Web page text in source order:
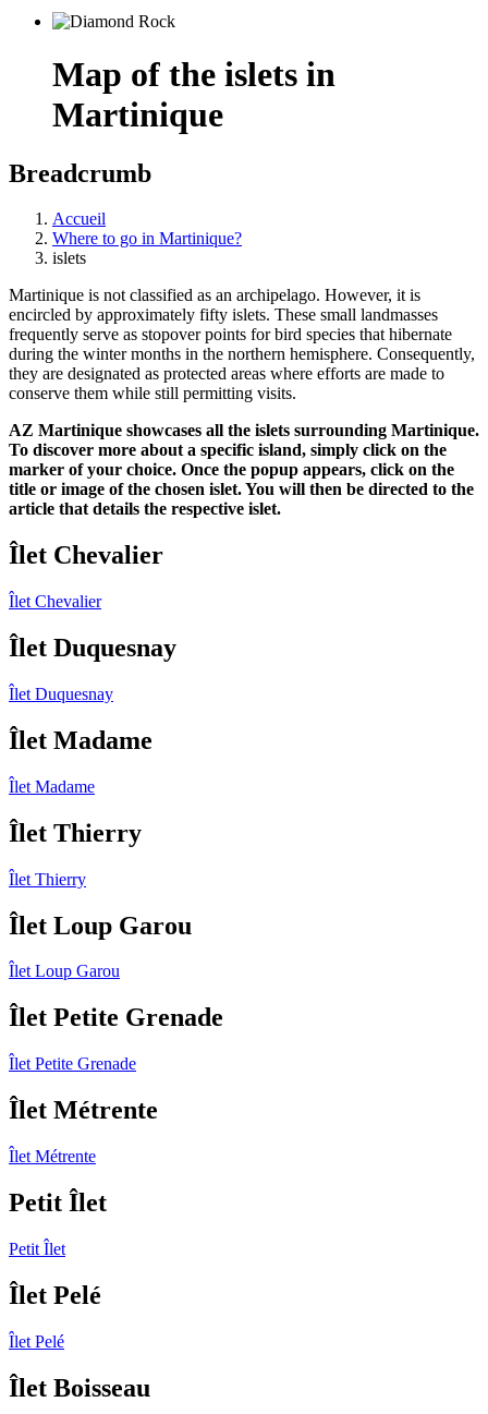
Map of the islets in
Martinique
Breadcrumb
Accueil
Where to go in Martinique?
islets
Martinique is not classified as an archipelago. However, it is
encircled by approximately fifty islets. These small landmasses
frequently serve as stopover points for bird species that hibernate
during the winter months in the northern hemisphere. Consequently,
they are designated as protected areas where efforts are made to
conserve them while still permitting visits.
AZ Martinique showcases all the islets surrounding Martinique.
To discover more about a specific island, simply click on the
marker of your choice. Once the popup appears, click on the
title or image of the chosen islet. You will then be directed to the
article that details the respective islet.
Îlet Chevalier
Îlet Chevalier
Îlet Duquesnay
Îlet Duquesnay
Îlet Madame
Îlet Madame
Îlet Thierry
Îlet Thierry
Îlet Loup Garou
Îlet Loup Garou
Îlet Petite Grenade
Îlet Petite Grenade
Îlet Métrente
Îlet Métrente
Petit Îlet
Petit Îlet
Îlet Pelé
Îlet Pelé
Îlet Boisseau